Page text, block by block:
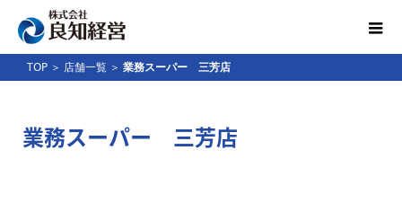
TOP ＞ 店舗一覧 ＞ 業務スーパー 三芳店
業務スーパー 三芳店